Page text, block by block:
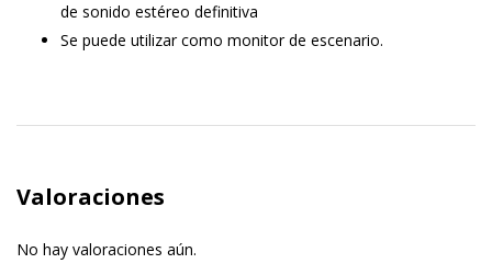
de sonido estéreo definitiva
Se puede utilizar como monitor de escenario.
Valoraciones
No hay valoraciones aún.